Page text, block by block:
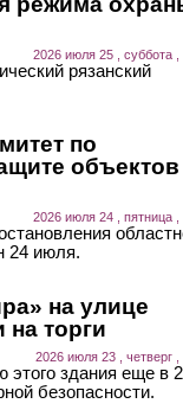
2026 июля 25 , суббота ,
рязанский
по
объектов
2026 июля 24 , пятница ,
24 июля.
на улице
торги
2026 июля 23 , четверг ,
этого здания еще в
безопасности.